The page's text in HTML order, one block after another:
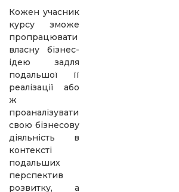
Кожен учасник
курсу зможе
пропрацювати
власну бізнес-
ідею задля
подальшої її
реалізації або
ж
проаналізувати
свою бізнесову
діяльність в
контексті
подальших
перспектив
розвитку, а